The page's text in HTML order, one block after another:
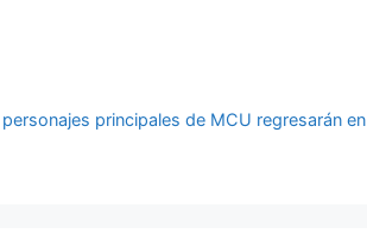
principales de MCU regresarán en